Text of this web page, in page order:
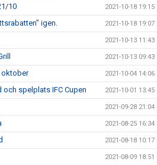
10 2021-10-18 19:15
igen. 2021-10-18 19:07
2021-10-13 11:43
2021-10-13 09:43
oktober 2021-10-04 14:06
spelplats IFC Cupen 2021-10-01 13:45
2021-09-28 21:04
2021-08-25 16:34
2021-08-18 10:17
2021-08-09 18:51